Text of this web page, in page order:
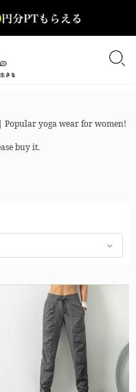
Popular yoga wear for women!
buy it.